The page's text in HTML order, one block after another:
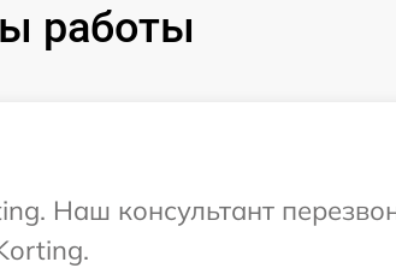
работы
Наш консультант